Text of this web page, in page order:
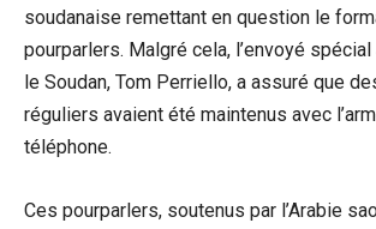
soudanaise remettant en question le
pourparlers. Malgré cela, l’envoyé
le Soudan, Tom Perriello, a assuré que
réguliers avaient été maintenus avec
téléphone.
Ces pourparlers, soutenus par l’Arabie